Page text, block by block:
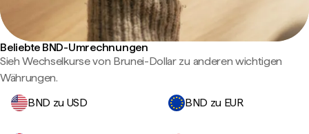
Beliebte BND-Umrechnungen
Sieh Wechselkurse von Brunei-Dollar zu anderen wichtigen
Währungen.
BND zu USD
BND zu EUR